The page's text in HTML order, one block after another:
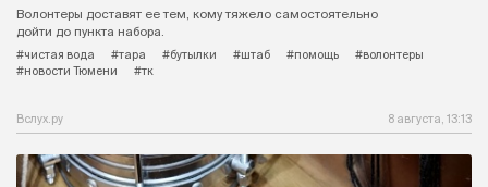
Волонтеры доставят ее тем, кому тяжело самостоятельно
дойти до пункта набора.
#чистая вода
#тара #бутылки #штаб #помощь
#волонтеры
#новости Тюмени
#тк
Вслух.ру 8 августа, 13:13